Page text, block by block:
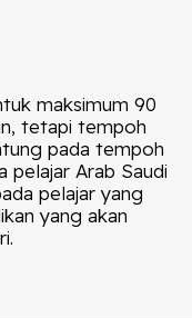
maksimum 90
tetapi tempoh
pada tempoh
pelajar Arab Saudi
pelajar yang
yang akan